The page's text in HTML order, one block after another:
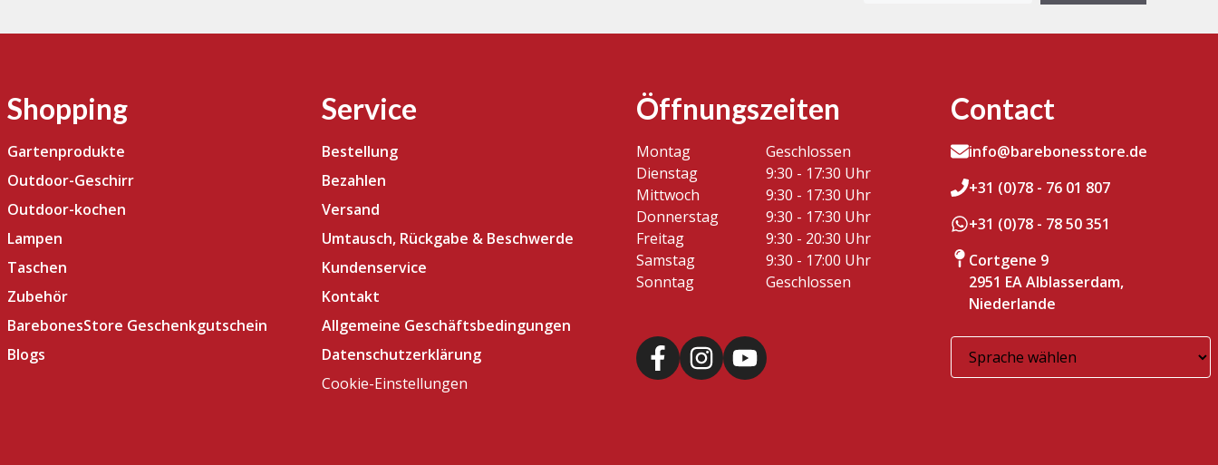
Shopping
Gartenprodukte
Outdoor-Geschirr
Outdoor-kochen
Lampen
Taschen
Zubehör
BarebonesStore Geschenkgutschein
Blogs
Service
Bestellung
Bezahlen
Versand
Umtausch, Rückgabe & Beschwerde
Kundenservice
Kontakt
Allgemeine Geschäftsbedingungen
Datenschutzerklärung
Cookie-Einstellungen
Öffnungszeiten
Montag
Geschlossen
Dienstag
9:30 - 17:30 Uhr
Mittwoch
9:30 - 17:30 Uhr
Donnerstag
9:30 - 17:30 Uhr
Freitag
9:30 - 20:30 Uhr
Samstag
9:30 - 17:00 Uhr
Sonntag
Geschlossen
Contact
info@barebonesstore.de
+31 (0)78 - 76 01 807
+31 (0)78 - 78 50 351
Cortgene 9
2951 EA Alblasserdam,
Niederlande